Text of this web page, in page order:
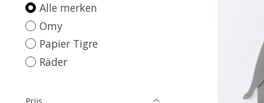
Alle merken
Omy
Papier Tigre
Räder
Prijs